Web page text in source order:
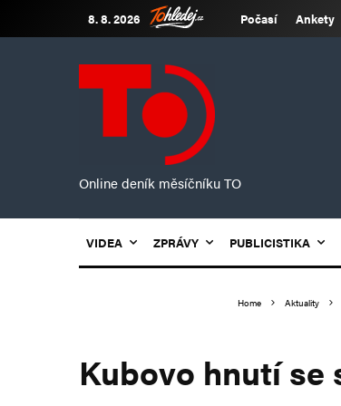
8. 8. 2026 Počasí Ankety
Online deník měsíčníku TO
VIDEA ZPRÁVY PUBLICISTIKA
Home Aktuality
Kubovo hnutí